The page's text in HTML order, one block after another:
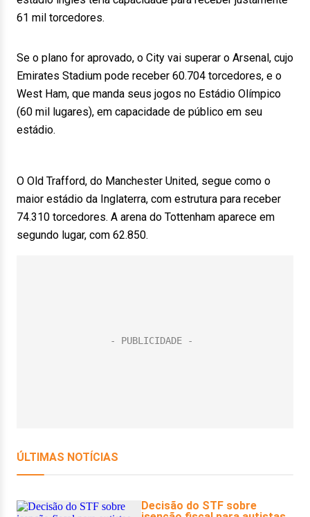
61 mil torcedores.
Se o plano for aprovado, o City vai superar o Arsenal, cujo
Emirates Stadium pode receber 60.704 torcedores, e o
West Ham, que manda seus jogos no Estádio Olímpico
(60 mil lugares), em capacidade de público em seu
estádio.
O Old Trafford, do Manchester United, segue como o
maior estádio da Inglaterra, com estrutura para receber
74.310 torcedores. A arena do Tottenham aparece em
segundo lugar, com 62.850.